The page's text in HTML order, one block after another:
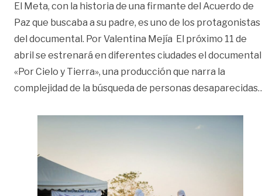
El Meta, con la historia de una firmante del Acuerdo de
Paz que buscaba a su padre, es uno de los protagonistas
del documental. Por Valentina Mejía El próximo 11 de
abril se estrenará en diferentes ciudades el documental
«Por Cielo y Tierra», una producción que narra la
complejidad de la búsqueda de personas desaparecidas